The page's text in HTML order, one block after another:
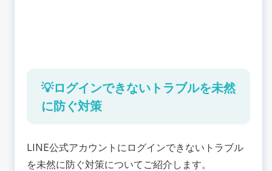
💡ログインできないトラブルを未然
に防ぐ対策
LINE公式アカウントにログインできないトラブル
を未然に防ぐ対策についてご紹介します。